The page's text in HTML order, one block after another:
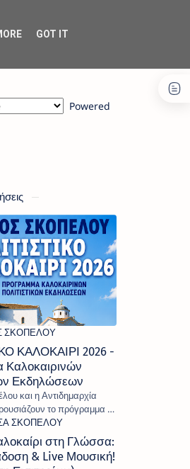
Powered
ΚΑΛΟΚΑΙΡΙ 2026 -
Εκδηλώσεων
και η Αντιδημαρχία
το πρόγραμμα «
2026 », ένα πλούσιο
πρόγραμμα εκδ…
στη Γλώσσα:
& Live Μουσική!
GOT IT